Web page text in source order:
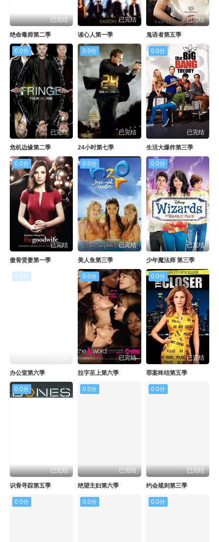
已完结
绝命毒师第二季
已完结
读心人第一季
已完结
鬼语者第五季
0.0分
已完结
危机边缘第二季
0.0分
已完结
24小时第七季
0.0分
已完结
生活大爆炸第三季
0.0分
已完结
傲骨贤妻第一季
0.0分
已完结
美人鱼第三季
0.0分
已完结
少年魔法师 第三季
0.0分
办公室第六季
0.0分
已完结
拉字至上第六季
0.0分
已完结
罪案终结第五季
0.0分
已完结
识骨寻踪第五季
0.0分
已完结
绝望主妇第六季
0.0分
已完结
约会规则第三季
0.0分 0.0分 0.0分